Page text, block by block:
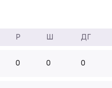
Р Ш ДГ
0 0 0